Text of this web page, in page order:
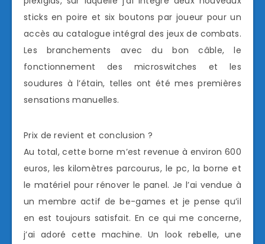
sticks en poire et six boutons par joueur pour un
accès au catalogue intégral des jeux de combats.
Les branchements avec du bon câble, le
fonctionnement des microswitches et les
soudures à l’étain, telles ont été mes premières
sensations manuelles.
Prix de revient et conclusion ?
Au total, cette borne m’est revenue à environ 600
euros, les kilomètres parcourus, le pc, la borne et
le matériel pour rénover le panel. Je l’ai vendue à
un membre actif de be-games et je pense qu’il
en est toujours satisfait. En ce qui me concerne,
j’ai adoré cette machine. Un look rebelle, une